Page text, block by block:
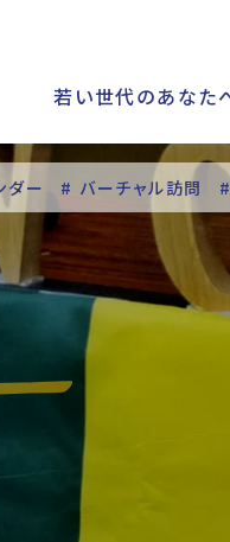
若い世代のあなた
ダー # バーチャル訪問
ップ